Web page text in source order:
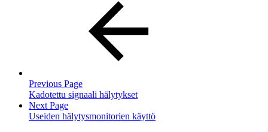
Previous Page
Kadotettu signaali hälytykset
Next Page
Useiden hälytysmonitorien käyttö